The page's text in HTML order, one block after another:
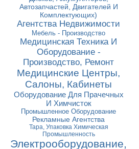
Автозапчастей, Двигателей И
Комплектующих)
Агентства Недвижимости
Мебель - Производство
Медицинская Техника И
Оборудование -
Производство, Ремонт
Медицинские Центры,
Салоны, Кабинеты
Оборудование Для Прачечных
И Химчисток
Промышленное Оборудование
Рекламные Агентства
Тара, Упаковка Химическая
Промышленность
Электрооборудование,